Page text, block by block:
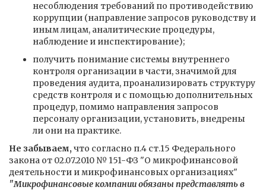
несоблюдения требований по противодействию
коррупции (направление запросов руководству и
иным лицам, аналитические процедуры,
наблюдение и инспектирование);
получить понимание системы внутреннего
контроля организации в части, значимой для
проведения аудита, проанализировать структуру
средств контроля и с помощью дополнительных
процедур, помимо направления запросов
персоналу организации, установить, внедрены
ли они на практике.
Не забываем, что согласно п.4 ст.15 Федерального
закона от 02.07.2010 № 151-ФЗ "О микрофинансовой
деятельности и микрофинансовых организациях"
"Микрофинансовые компании обязаны представлять в